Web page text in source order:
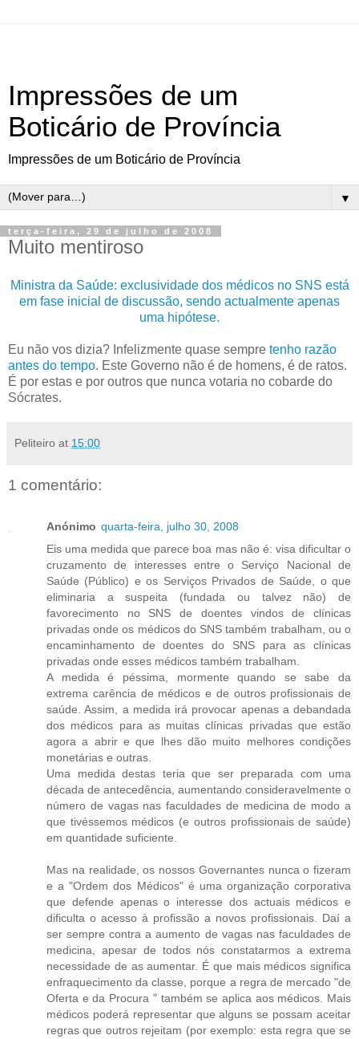
Impressões de um
Boticário de Província
Impressões de um Boticário de Província
▼
terça-feira, 29 de julho de 2008
Muito mentiroso
Ministra da Saúde: exclusividade dos médicos no SNS está
em fase inicial de discussão, sendo actualmente apenas
uma hipótese.
Eu não vos dizia? Infelizmente quase sempre tenho razão
antes do tempo. Este Governo não é de homens, é de ratos.
É por estas e por outros que nunca votaria no cobarde do
Sócrates.
Peliteiro at 15:00
1 comentário:
Anónimo quarta-feira, julho 30, 2008
Eis uma medida que parece boa mas não é: visa dificultar o
cruzamento de interesses entre o Serviço Nacional de
Saúde (Público) e os Serviços Privados de Saúde, o que
eliminaria a suspeita (fundada ou talvez não) de
favorecimento no SNS de doentes vindos de clínicas
privadas onde os médicos do SNS também trabalham, ou o
encaminhamento de doentes do SNS para as clínicas
privadas onde esses médicos também trabalham.
A medida é péssima, mormente quando se sabe da
extrema carência de médicos e de outros profissionais de
saúde. Assim, a medida irá provocar apenas a debandada
dos médicos para as muitas clínicas privadas que estão
agora a abrir e que lhes dão muito melhores condições
monetárias e outras.
Uma medida destas teria que ser preparada com uma
década de antecedência, aumentando consideravelmente o
número de vagas nas faculdades de medicina de modo a
que tivéssemos médicos (e outros profissionais de saúde)
em quantidade suficiente.
Mas na realidade, os nossos Governantes nunca o fizeram
e a "Ordem dos Médicos" é uma organização corporativa
que defende apenas o interesse dos actuais médicos e
dificulta o acesso à profissão a novos profissionais. Daí a
ser sempre contra a aumento de vagas nas faculdades de
medicina, apesar de todos nós constatarmos a extrema
necessidade de as aumentar. É que mais médicos significa
enfraquecimento da classe, porque a regra de mercado "de
Oferta e da Procura " também se aplica aos médicos. Mais
médicos poderá representar que alguns se possam aceitar
regras que outros rejeitam (por exemplo: esta regra que se